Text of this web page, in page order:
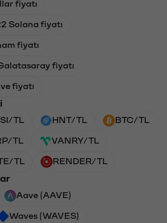
fiyatı
Solana fiyatı
fiyatı
fiyatı
fiyatı
TL HNT/TL BTC/TL
TL VANRY/TL
TL RENDER/TL
Aave (AAVE)
Waves (WAVES)